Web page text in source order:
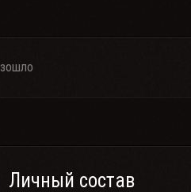
Личный состав